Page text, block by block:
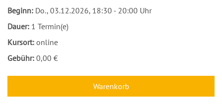
Beginn: Do., 03.12.2026, 18:30 - 20:00 Uhr
Dauer: 1 Termin(e)
Kursort: online
Gebühr: 0,00 €
Warenkorb